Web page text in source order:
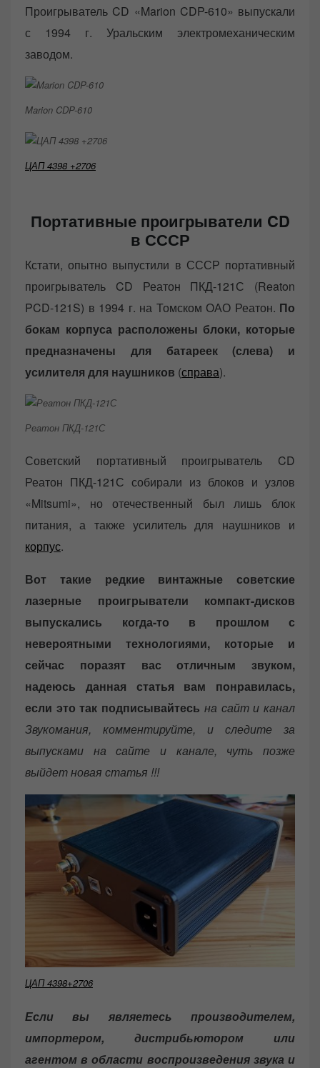
Проигрыватель CD «Marion CDP-610» выпускали
с 1994 г. Уральским электромеханическим
заводом.
Marion CDP-610
ЦАП 4398 +2706
Портативные проигрыватели CD
в СССР
Кстати, опытно выпустили в СССР портативный
проигрыватель CD Реатон ПКД-121С (Reaton
PCD-121S) в 1994 г. на Томском ОАО Реатон. По
бокам корпуса расположены блоки, которые
предназначены для батареек (слева) и
усилителя для наушников (справа).
Реатон ПКД-121С
Советский портативный проигрыватель CD
Реатон ПКД-121С собирали из блоков и узлов
«Mitsumi», но отечественный был лишь блок
питания, а также усилитель для наушников и
корпус.
Вот такие редкие винтажные советские
лазерные проигрыватели компакт-дисков
выпускались когда-то в прошлом с
невероятными технологиями, которые и
сейчас поразят вас отличным звуком,
надеюсь данная статья вам понравилась,
если это так подписывайтесь на сайт и канал
Звукомания, комментируйте, и следите за
выпусками на сайте и канале, чуть позже
выйдет новая статья !!!
ЦАП 4398+2706
Если вы являетесь производителем,
импортером, дистрибьютором или
агентом в области воспроизведения звука и